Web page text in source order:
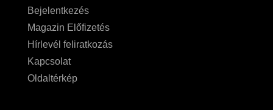
Bejelentkezés
Magazin Előfizetés
Hírlevél feliratkozás
Kapcsolat
Oldaltérkép